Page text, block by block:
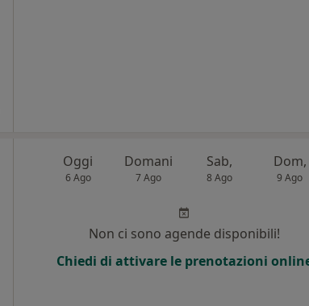
Oggi
6 Ago
Domani
7 Ago
Sab,
8 Ago
Dom,
9 Ago
Non ci sono agende disponibili!
Chiedi di attivare le prenotazioni